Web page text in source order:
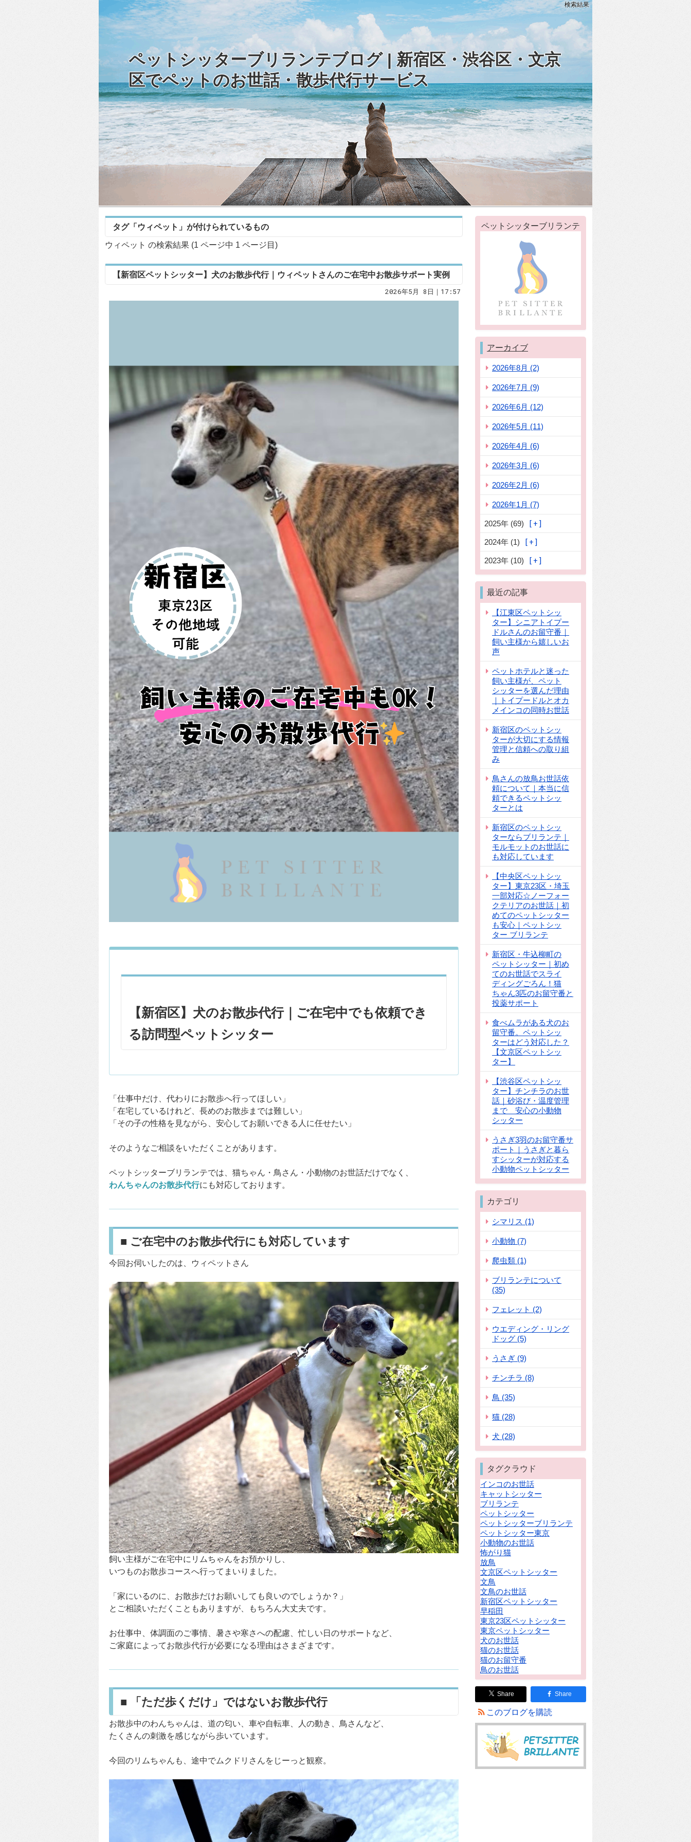
検索結果
ペットシッターブリランテブログ | 新宿区・渋谷区・文京
区でペットのお世話・散歩代行サービス
タグ「ウィペット」が付けられているもの
ウィペット の検索結果 (1 ページ中 1 ページ目)
【新宿区ペットシッター】犬のお散歩代行｜ウィペットさんのご在宅中お散歩サポート実例
2026年5月 8日｜17:57
【新宿区】犬のお散歩代行｜ご在宅中でも依頼でき
る訪問型ペットシッター
「仕事中だけ、代わりにお散歩へ行ってほしい」
「在宅しているけれど、長めのお散歩までは難しい」
「その子の性格を見ながら、安心してお願いできる人に任せたい」
そのようなご相談をいただくことがあります。
ペットシッターブリランテでは、猫ちゃん・鳥さん・小動物のお世話だけでなく、
わんちゃんのお散歩代行にも対応しております。
■ ご在宅中のお散歩代行にも対応しています
今回お伺いしたのは、ウィペットさん
飼い主様がご在宅中にリムちゃんをお預かりし、
いつものお散歩コースへ行ってまいりました。
「家にいるのに、お散歩だけお願いしても良いのでしょうか？」
とご相談いただくこともありますが、もちろん大丈夫です。
お仕事中、体調面のご事情、暑さや寒さへの配慮、忙しい日のサポートなど、
ご家庭によってお散歩代行が必要になる理由はさまざまです。
■ 「ただ歩くだけ」ではないお散歩代行
お散歩中のわんちゃんは、道の匂い、車や自転車、人の動き、鳥さんなど、
たくさんの刺激を感じながら歩いています。
今回のリムちゃんも、途中でムクドリさんをじーっと観察。
ペットシッターブリランテ
アーカイブ
2026年8月 (2)
2026年7月 (9)
2026年6月 (12)
2026年5月 (11)
2026年4月 (6)
2026年3月 (6)
2026年2月 (6)
2026年1月 (7)
2025年 (69)
2024年 (1)
2023年 (10)
最近の記事
【江東区ペットシッ
ター】シニアトイプー
ドルさんのお留守番｜
飼い主様から嬉しいお
声
ペットホテルと迷った
飼い主様が、ペット
シッターを選んだ理由
｜トイプードルとオカ
メインコの同時お世話
新宿区のペットシッ
ターが大切にする情報
管理と信頼への取り組
み
鳥さんの放鳥お世話依
頼について｜本当に信
頼できるペットシッ
ターとは
新宿区のペットシッ
ターならブリランテ｜
モルモットのお世話に
も対応しています
【中央区ペットシッ
ター】東京23区・埼玉
一部対応☆ノーフォー
クテリアのお世話｜初
めてのペットシッター
も安心｜ペットシッ
ター ブリランテ
新宿区・牛込柳町の
ペットシッター｜初め
てのお世話でスライ
ディングごろん！猫
ちゃん3匹のお留守番と
投薬サポート
食べムラがある犬のお
留守番。ペットシッ
ターはどう対応した？
【文京区ペットシッ
ター】
【渋谷区ペットシッ
ター】チンチラのお世
話｜砂浴び・温度管理
まで 安心の小動物
シッター
うさぎ3羽のお留守番サ
ポート｜うさぎと暮ら
すシッターが対応する
小動物ペットシッター
カテゴリ
シマリス (1)
小動物 (7)
爬虫類 (1)
ブリランテについて
(35)
フェレット (2)
ウエディング・リング
ドッグ (5)
うさぎ (9)
チンチラ (8)
鳥 (35)
猫 (28)
犬 (28)
タグクラウド
インコのお世話
キャットシッター
ブリランテ
ペットシッター
ペットシッターブリランテ
ペットシッター東京
小動物のお世話
怖がり猫
放鳥
文京区ペットシッター
文鳥
文鳥のお世話
新宿区ペットシッター
早稲田
東京23区ペットシッター
東京ペットシッター
犬のお世話
猫のお世話
猫のお留守番
鳥のお世話
Share Share
このブログを購読